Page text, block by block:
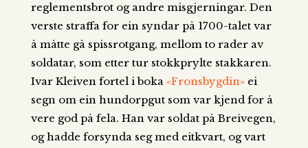
reglementsbrot og andre misgjerningar. Den
verste straffa for ein syndar på 1700-talet var
å måtte gå spissrotgang, mellom to rader av
soldatar, som etter tur stokkprylte stakkaren.
Ivar Kleiven fortel i boka «Fronsbygdin» ei
segn om ein hundorpgut som var kjend for å
vere god på fela. Han var soldat på Breivegen,
og hadde forsynda seg med eitkvart, og vart